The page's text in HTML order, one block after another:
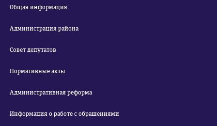
Общая информация
Администрация района
Совет депутатов
Нормативные акты
Административная реформа
Информация о работе с обращениями